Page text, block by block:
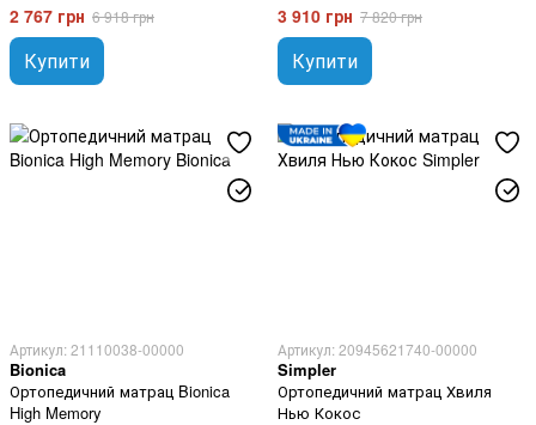
2 767 грн 6 918 грн
Купити
3 910 грн 7 820 грн
Купити
Артикул: 21110038-00000
Bionica
Ортопедичний матрац Bionica
High Memory
Артикул: 20945621740-00000
Simpler
Ортопедичний матрац Хвиля
Нью Кокос